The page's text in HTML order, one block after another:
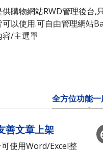
供購物網站RWD管理後台,
可以使用.可自由管理網站
容/主選單
全方位功能
善文章上架
使用Word/Excel整